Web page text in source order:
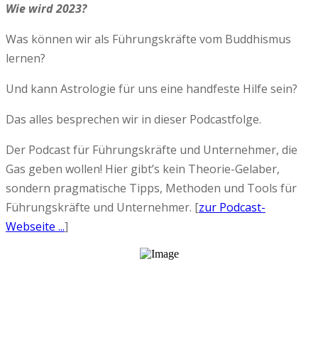
Wie wird 2023?
Was können wir als Führungskräfte vom Buddhismus
lernen?
Und kann Astrologie für uns eine handfeste Hilfe sein?
Das alles besprechen wir in dieser Podcastfolge.
Der Podcast für Führungskräfte und Unternehmer, die
Gas geben wollen! Hier gibt’s kein Theorie-Gelaber,
sondern pragmatische Tipps, Methoden und Tools für
Führungskräfte und Unternehmer. [zur Podcast-
Webseite ...]